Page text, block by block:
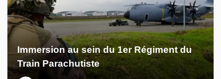
Immersion au sein du 1er Régiment du
Train Parachutiste